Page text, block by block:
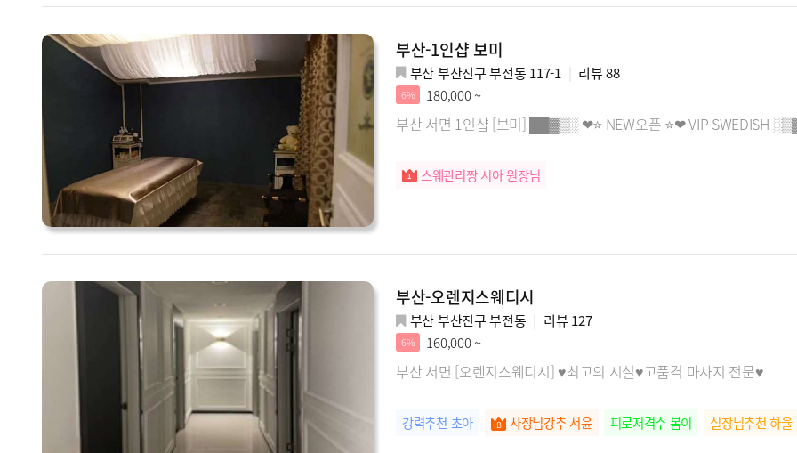
부산-1인샵 보미
부산 부산진구 부전동 117-1 리뷰88
6% 180,000 ~
부산 서면 1인샵 [보미] ██▓▒░ ❤⭐ NEW오픈 ⭐❤ VIP SWEDISH
스웨관리짱 시아 원장님
부산-오렌지스웨디시
부산 부산진구 부전동 리뷰 127
6% 160,000 ~
부산 서면 [오렌지스웨디시] ♥최고의 시설♥고품격 마사지 전문♥
강력추천 초아 사장님강추 서윤 피로저격수 봄이 실장님추천 하율